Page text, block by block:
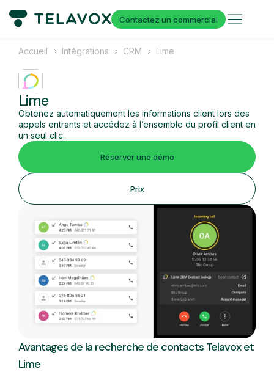
Contactez un commercial
Accueil Intégrations CRM Lime
Lime
Obtenez automatiquement les informations client lors des
appels entrants et accédez à l’ensemble du profil client en
un seul clic.
Réserver une démo
Prix
Avantages de la recherche de contacts Telavox et
Lime